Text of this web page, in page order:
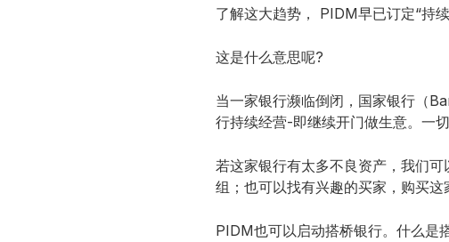
了解这大趋势， PIDM早已订定“持
这是什么意思呢?
当一家银行濒临倒闭，国家银行（
行持续经营-即继续开门做生意。一切
若这家银行有太多不良资产，我们
组；也可以找有兴趣的买家，购买这
PIDM也可以启动搭桥银行。什么是